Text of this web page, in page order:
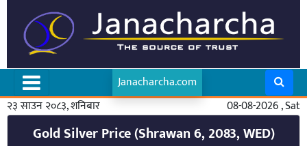
Janacharcha.com
२३ साउन २०८३, शनिबार
08-08-2026 , Sat
Gold Silver Price (Shrawan 6, 2083, WED)